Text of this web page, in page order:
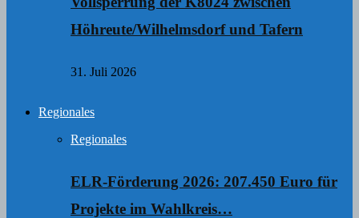
Höhreute/Wilhelmsdorf und Tafern
31. Juli 2026
Regionales
Regionales
ELR-Förderung 2026: 207.450 Euro für
Projekte im Wahlkreis…